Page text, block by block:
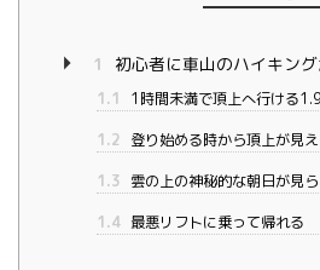
1 初心者に車山のハイキン
1.1
1時間未満で頂上へ行ける
1.2 登り始める時から頂上が見
1.3 雲の上の神秘的な朝日が見
1.4 最悪リフトに乗って帰れる